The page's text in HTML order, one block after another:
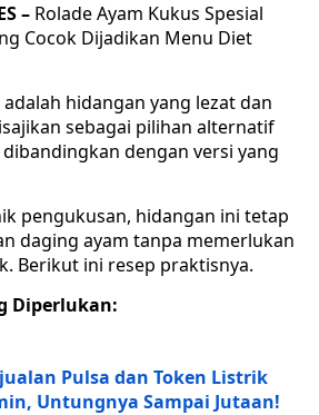
– Rolade Ayam Kukus Spesial
Cocok Dijadikan Menu Diet
hidangan yang lezat dan
sebagai pilihan alternatif
dengan versi yang
pengukusan, hidangan ini tetap
daging ayam tanpa memerlukan
Berikut ini resep praktisnya.
Diperlukan:
Pulsa dan Token Listrik
Untungnya Sampai Jutaan!